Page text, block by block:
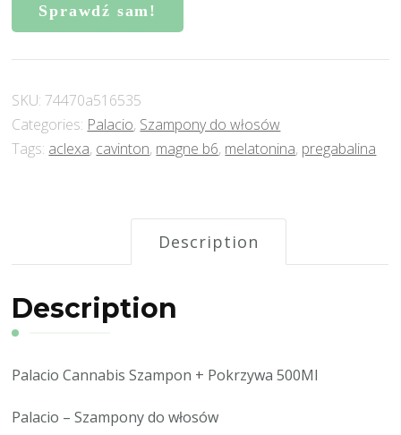
Sprawdź sam!
SKU: 74470a516535
Categories: Palacio, Szampony do włosów
Tags: aclexa, cavinton, magne b6, melatonina, pregabalina
Description
Description
Palacio Cannabis Szampon + Pokrzywa 500Ml
Palacio – Szampony do włosów